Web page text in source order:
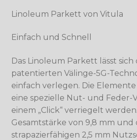
Linoleum Parkett von Vitula
Einfach und Schnell
Das Linoleum Parkett lässt sich
patentierten Välinge-5G-
einfach verlegen. Die
eine spezielle Nut- und Feder-
einem „Click“ verriegelt
Gesamtstärke von 9,8 mm und
strapazierfähigen 2,5 mm